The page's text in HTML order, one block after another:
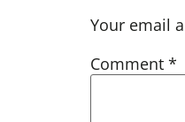
Your email
Comment *